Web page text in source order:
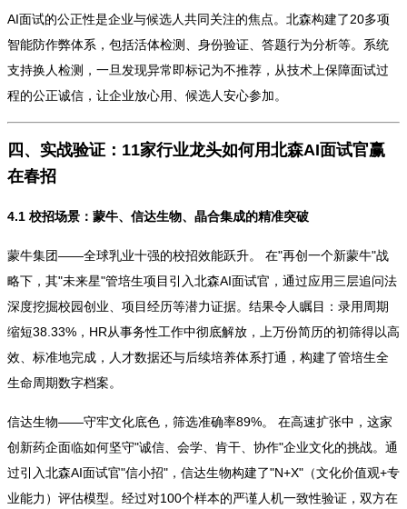
AI面试的公正性是企业与候选人共同关注的焦点。北森构建了20多项
智能防作弊体系，包括活体检测、身份验证、答题行为分析等。系统
支持换人检测，一旦发现异常即标记为不推荐，从技术上保障面试过
程的公正诚信，让企业放心用、候选人安心参加。
四、实战验证：11家行业龙头如何用北森AI面试官赢
在春招
4.1 校招场景：蒙牛、信达生物、晶合集成的精准突破
蒙牛集团——全球乳业十强的校招效能跃升。 在"再创一个新蒙牛"战
略下，其"未来星"管培生项目引入北森AI面试官，通过应用三层追问法
深度挖掘校园创业、项目经历等潜力证据。结果令人瞩目：录用周期
缩短38.33%，HR从事务性工作中彻底解放，上万份简历的初筛得以高
效、标准地完成，人才数据还与后续培养体系打通，构建了管培生全
生命周期数字档案。
信达生物——守牢文化底色，筛选准确率89%。 在高速扩张中，这家
创新药企面临如何坚守"诚信、会学、肯干、协作"企业文化的挑战。通
过引入北森AI面试官"信小招"，信达生物构建了"N+X"（文化价值观+专
业能力）评估模型。经过对100个样本的严谨人机一致性验证，双方在